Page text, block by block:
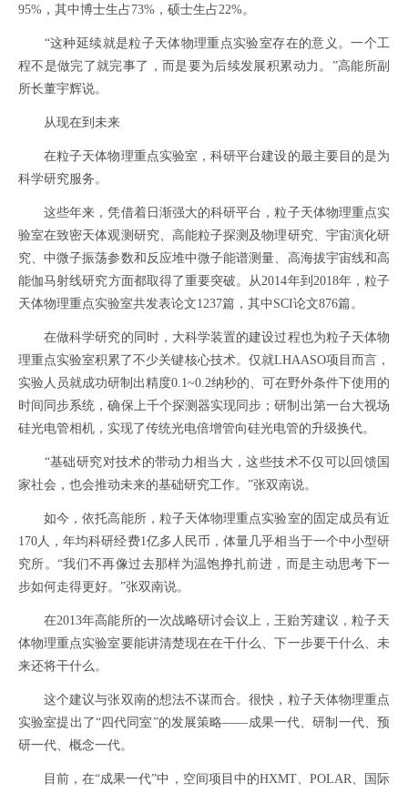
95%，其中博士生占73%，硕士生占22%。
“这种延续就是粒子天体物理重点实验室存在的意义。一个工
程不是做完了就完事了，而是要为后续发展积累动力。”高能所副
所长董宇辉说。
从现在到未来
在粒子天体物理重点实验室，科研平台建设的最主要目的是为
科学研究服务。
这些年来，凭借着日渐强大的科研平台，粒子天体物理重点实
验室在致密天体观测研究、高能粒子探测及物理研究、宇宙演化研
究、中微子振荡参数和反应堆中微子能谱测量、高海拔宇宙线和高
能伽马射线研究方面都取得了重要突破。从2014年到2018年，粒子
天体物理重点实验室共发表论文1237篇，其中SCI论文876篇。
在做科学研究的同时，大科学装置的建设过程也为粒子天体物
理重点实验室积累了不少关键核心技术。仅就LHAASO项目而言，
实验人员就成功研制出精度0.1~0.2纳秒的、可在野外条件下使用的
时间同步系统，确保上千个探测器实现同步；研制出第一台大视场
硅光电管相机，实现了传统光电倍增管向硅光电管的升级换代。
“基础研究对技术的带动力相当大，这些技术不仅可以回馈国
家社会，也会推动未来的基础研究工作。”张双南说。
如今，依托高能所，粒子天体物理重点实验室的固定成员有近
170人，年均科研经费1亿多人民币，体量几乎相当于一个中小型研
究所。“我们不再像过去那样为温饱挣扎前进，而是主动思考下一
步如何走得更好。”张双南说。
在2013年高能所的一次战略研讨会议上，王贻芳建议，粒子天
体物理重点实验室要能讲清楚现在在干什么、下一步要干什么、未
来还将干什么。
这个建议与张双南的想法不谋而合。很快，粒子天体物理重点
实验室提出了“四代同室”的发展策略——成果一代、研制一代、预
研一代、概念一代。
目前，在“成果一代”中，空间项目中的HXMT、POLAR、国际